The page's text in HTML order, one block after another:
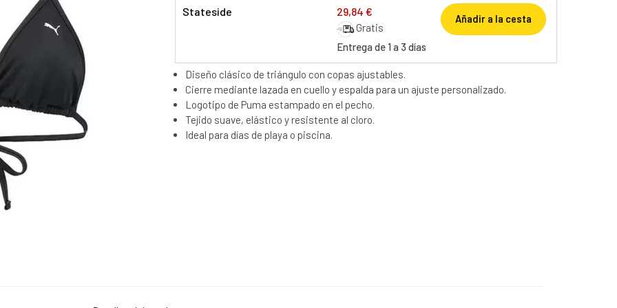
Stateside 29,84 €
Gratis
Entrega de 1 a 3 días
Añadir a la cesta
Diseño clásico de triángulo con copas ajustables.
Cierre mediante lazada en cuello y espalda para un ajuste personalizado.
Logotipo de Puma estampado en el pecho.
Tejido suave, elástico y resistente al cloro.
Ideal para días de playa o piscina.